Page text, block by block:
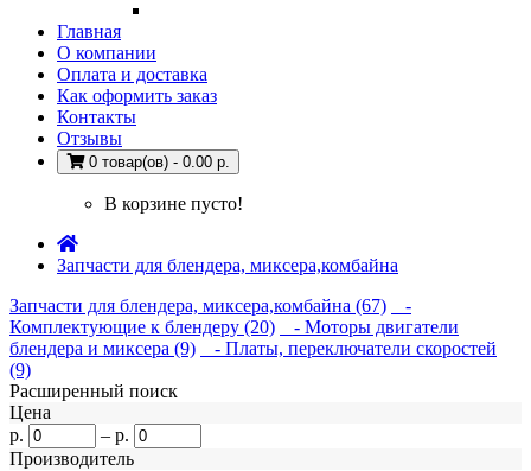
Главная
О компании
Оплата и доставка
Как оформить заказ
Контакты
Отзывы
0 товар(ов) - 0.00 р.
В корзине пусто!
Запчасти для блендера, миксера,комбайна
Запчасти для блендера, миксера,комбайна (67)
-
Комплектующие к блендеру (20)
- Моторы двигатели
блендера и миксера (9)
- Платы, переключатели скоростей
(9)
Расширенный поиск
Цена
р.
– р.
Производитель